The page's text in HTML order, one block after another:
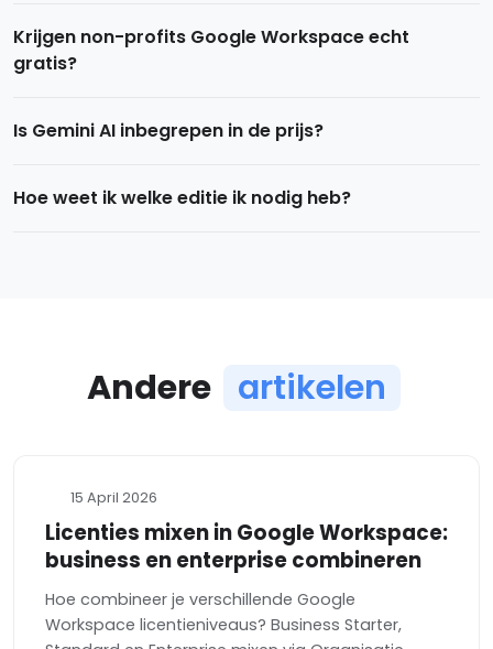
Krijgen non-profits Google Workspace echt
gratis?
Is Gemini AI inbegrepen in de prijs?
Hoe weet ik welke editie ik nodig heb?
Andere artikelen
15 April 2026
Licenties mixen in Google Workspace:
business en enterprise combineren
Hoe combineer je verschillende Google
Workspace licentieniveaus? Business Starter,